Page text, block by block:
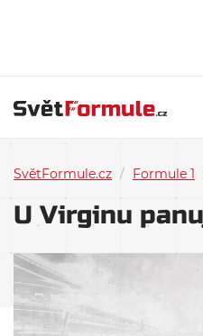
SvětFormule.cz / Formule 1
U Virginu